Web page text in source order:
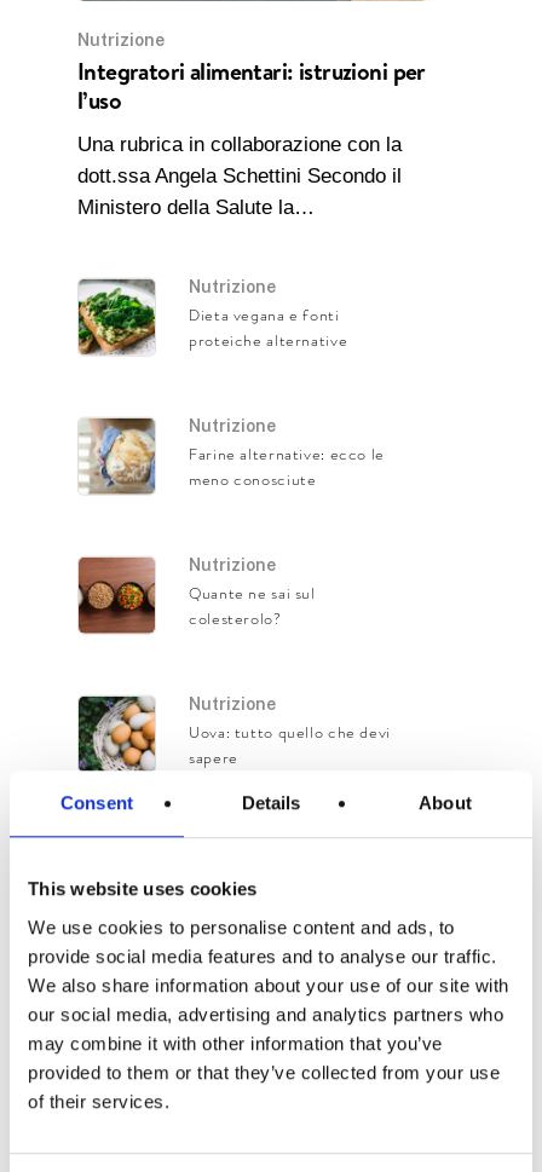
Consent Details About
This website uses cookies
We use cookies to personalise content and ads, to
provide social media features and to analyse our traffic.
We also share information about your use of our site with
our social media, advertising and analytics partners who
may combine it with other information that you’ve
provided to them or that they’ve collected from your use
of their services.
Nutrizione
Integratori alimentari: istruzioni per
l’uso
Una rubrica in collaborazione con la
dott.ssa Angela Schettini Secondo il
Ministero della Salute la…
Nutrizione
Dieta vegana e fonti
proteiche alternative
Nutrizione
Farine alternative: ecco le
meno conosciute
Nutrizione
Quante ne sai sul
colesterolo?
Nutrizione
Uova: tutto quello che devi
sapere
Nutrizione
conoscerli!
Media
La Cucina della Dolcezza